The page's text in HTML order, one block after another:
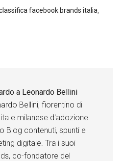
facebook brands italia
a Leonardo Bellini
Bellini, fiorentino di
e milanese d'adozione.
Blog contenuti, spunti e
digitale. Tra i suoi
co-fondatore del